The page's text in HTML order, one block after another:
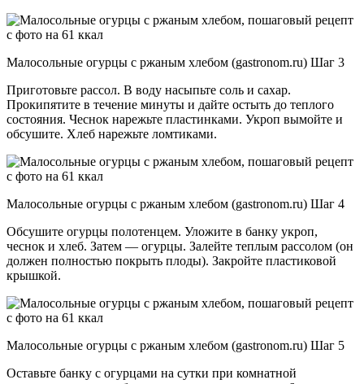
Малосольные огурцы с ржаным хлебом (gastronom.ru) Шаг 3
Приготовьте рассол. В воду насыпьте соль и сахар.
Прокипятите в течение минуты и дайте остыть до теплого
состояния. Чеснок нарежьте пластинками. Укроп вымойте и
обсушите. Хлеб нарежьте ломтиками.
Малосольные огурцы с ржаным хлебом (gastronom.ru) Шаг 4
Обсушите огурцы полотенцем. Уложите в банку укроп,
чеснок и хлеб. Затем — огурцы. Залейте теплым рассолом (он
должен полностью покрыть плоды). Закройте пластиковой
крышкой.
Малосольные огурцы с ржаным хлебом (gastronom.ru) Шаг 5
Оставьте банку с огурцами на сутки при комнатной